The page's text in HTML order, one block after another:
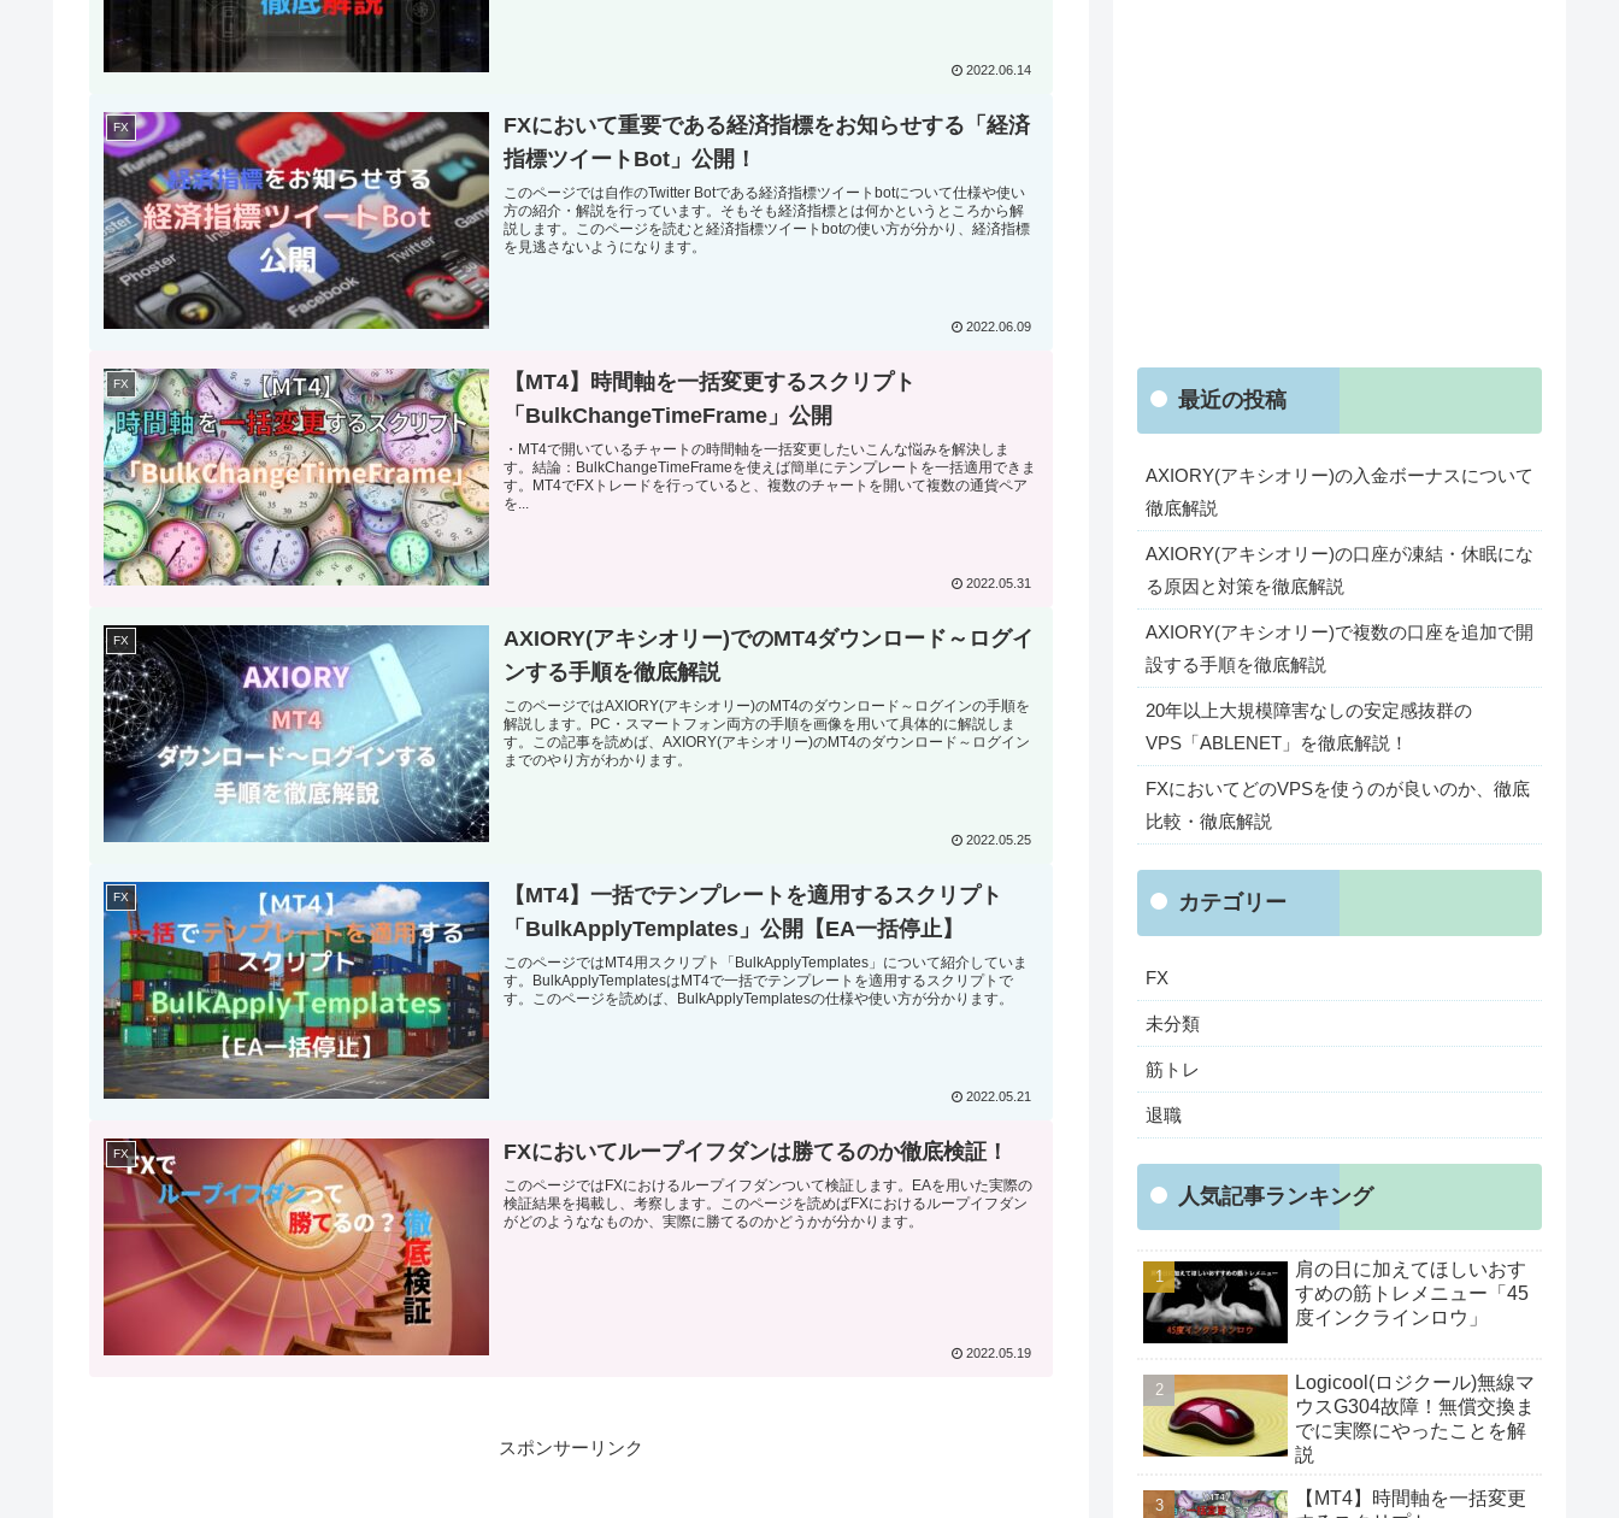
2022.06.14
FX
FXにおいて重要である経済指標をお知らせする「経済
指標ツイートBot」公開！
このページでは自作のTwitter Botである経済指標ツイートbotについて仕様や使い
方の紹介・解説を行っています。そもそも経済指標とは何かというところから解
説します。このページを読むと経済指標ツイートbotの使い方が分かり、経済指標
を見逃さないようになります。
2022.06.09
FX
【MT4】時間軸を一括変更するスクリプト
「BulkChangeTimeFrame」公開
・MT4で開いているチャートの時間軸を一括変更したいこんな悩みを解決しま
す。結論：BulkChangeTimeFrameを使えば簡単にテンプレートを一括適用できま
す。MT4でFXトレードを行っていると、複数のチャートを開いて複数の通貨ペア
を...
2022.05.31
FX
AXIORY(アキシオリー)でのMT4ダウンロード～ログイ
ンする手順を徹底解説
このページではAXIORY(アキシオリー)のMT4のダウンロード～ログインの手順を
解説します。PC・スマートフォン両方の手順を画像を用いて具体的に解説しま
す。この記事を読めば、AXIORY(アキシオリー)のMT4のダウンロード～ログイン
までのやり方がわかります。
2022.05.25
FX
【MT4】一括でテンプレートを適用するスクリプト
「BulkApplyTemplates」公開【EA一括停止】
このページではMT4用スクリプト「BulkApplyTemplates」について紹介していま
す。BulkApplyTemplatesはMT4で一括でテンプレートを適用するスクリプトで
す。このページを読めば、BulkApplyTemplatesの仕様や使い方が分かります。
2022.05.21
FX FXにおいてループイフダンは勝てるのか徹底検証！
このページではFXにおけるループイフダンついて検証します。EAを用いた実際の
検証結果を掲載し、考察します。このページを読めばFXにおけるループイフダン
がどのようななものか、実際に勝てるのかどうかが分かります。
2022.05.19
スポンサーリンク
最近の投稿
AXIORY(アキシオリー)の入金ボーナスについて
徹底解説
AXIORY(アキシオリー)の口座が凍結・休眠にな
る原因と対策を徹底解説
AXIORY(アキシオリー)で複数の口座を追加で開
設する手順を徹底解説
20年以上大規模障害なしの安定感抜群の
VPS「ABLENET」を徹底解説！
FXにおいてどのVPSを使うのが良いのか、徹底
比較・徹底解説
カテゴリー
FX
未分類
筋トレ
退職
人気記事ランキング
肩の日に加えてほしいおす
すめの筋トレメニュー「45
度インクラインロウ」
Logicool(ロジクール)無線マ
ウスG304故障！無償交換ま
でに実際にやったことを解
説
【MT4】時間軸を一括変更